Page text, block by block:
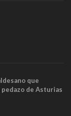
que
de Asturias